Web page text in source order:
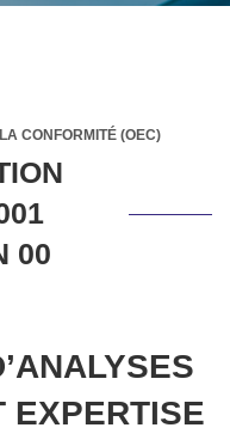
CONFORMITÉ (OEC)
00
EXPERTISE